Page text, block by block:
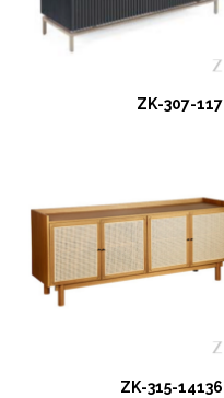
ZK-307-117
ZK-315-14136